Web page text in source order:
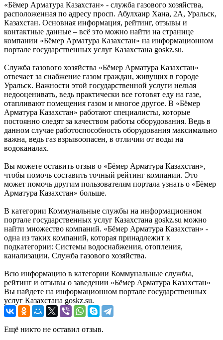
«Бёмер Арматура Казахстан» - служба газового хозяйства,
расположенная по адресу просп. Абулхаир Хана, 2А, Уральск,
Казахстан. Основная информация, рейтинг, отзывы и
контактные данные – всё это можно найти на странице
компании «Бёмер Арматура Казахстан» на информационном
портале государственных услуг Казахстана goskz.su.
Служба газового хозяйства «Бёмер Арматура Казахстан»
отвечает за снабжение газом граждан, живущих в городе
Уральск. Важности этой государственной услуги нельзя
недооценивать, ведь практически все готовят еду на газе,
отапливают помещения газом и многое другое. В «Бёмер
Арматура Казахстан» работают специалисты, которые
постоянно следят за качеством работы оборудования. Ведь в
данном случае работоспособность оборудования максимально
важна, ведь газ взрывоопасен, в отличии от воды на
водоканалах.
Вы можете оставить отзыв о «Бёмер Арматура Казахстан»,
чтобы помочь составить точный рейтинг компании. Это
может помочь другим пользователям портала узнать о «Бёмер
Арматура Казахстан» больше.
В категории Коммунальные службы на информационном
портале государственных услуг Казахстана goskz.su можно
найти множество компаний. «Бёмер Арматура Казахстан» -
одна из таких компаний, которая принадлежит к
подкатегории: Системы водоснабжения, отопления,
канализации, Служба газового хозяйства.
Всю информацию в категории Коммунальные службы,
рейтинг и отзывы о заведении «Бёмер Арматура Казахстан»
Вы найдете на информационном портале государственных
услуг Казахстана goskz.su.
Ещё никто не оставил отзыв.